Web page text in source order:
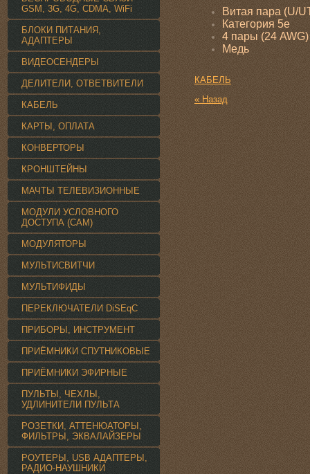
Витая пара (U/
Категория 5e
4 пары (24 AWG)
Медь
КАБЕЛЬ
« Назад
GSM, 3G, 4G, CDMA, WiFi
БЛОКИ ПИТАНИЯ,
АДАПТЕРЫ
ВИДЕОСЕНДЕРЫ
ДЕЛИТЕЛИ, ОТВЕТВИТЕЛИ
КАБЕЛЬ
КАРТЫ, ОПЛАТА
КОНВЕРТОРЫ
КРОНШТЕЙНЫ
МАЧТЫ ТЕЛЕВИЗИОННЫЕ
МОДУЛИ УСЛОВНОГО
ДОСТУПА (CAM)
МОДУЛЯТОРЫ
МУЛЬТИСВИТЧИ
МУЛЬТИФИДЫ
ПЕРЕКЛЮЧАТЕЛИ DiSEqC
ПРИБОРЫ, ИНСТРУМЕНТ
ПРИЁМНИКИ СПУТНИКОВЫЕ
ПРИЁМНИКИ ЭФИРНЫЕ
ПУЛЬТЫ, ЧЕХЛЫ,
УДЛИНИТЕЛИ ПУЛЬТА
РОЗЕТКИ, АТТЕНЮАТОРЫ,
ФИЛЬТРЫ, ЭКВАЛАЙЗЕРЫ
РОУТЕРЫ, USB АДАПТЕРЫ,
РАДИО-НАУШНИКИ